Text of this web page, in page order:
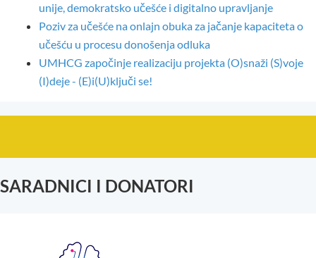
unije, demokratsko učešće i digitalno upravljanje
Poziv za učešće na onlajn obuka za jačanje kapaciteta o
učešću u procesu donošenja odluka
UMHCG započinje realizaciju projekta (O)snaži (S)voje
(I)deje - (E)i(U)ključi se!
SARADNICI I DONATORI